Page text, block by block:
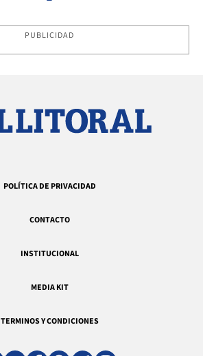
PUBLICIDAD
POLÍTICA DE PRIVACIDAD
CONTACTO
INSTITUCIONAL
MEDIA KIT
TERMINOS Y CONDICIONES